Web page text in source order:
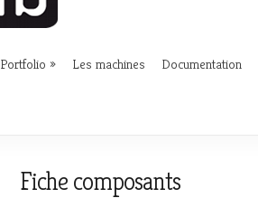
Portfolio Les machines Documentation
Fiche composants